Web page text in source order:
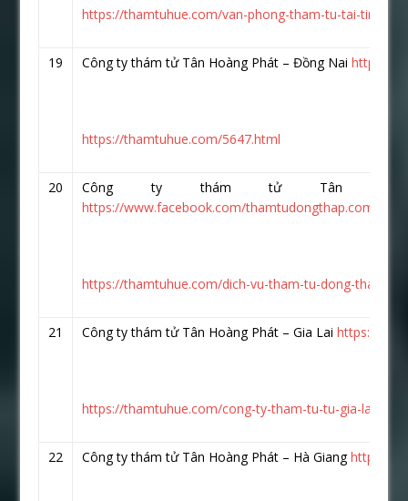
https://thamtuhue.com/van-phong-tham-tu-tai-tinh-
19 Công ty thám tử Tân Hoàng Phát – Đồng Naihttps://
https://thamtuhue.com/5647.html
20
Công ty thám tử Tân
https://www.facebook.com/thamtudongthap.com.vn/
https://thamtuhue.com/dich-vu-tham-tu-dong-thap-
21 Công ty thám tử Tân Hoàng Phát – Gia Laihttps://
https://thamtuhue.com/cong-ty-tham-tu-tu-gia-lai-uy-
22 Công ty thám tử Tân Hoàng Phát – Hà Gianghttps://